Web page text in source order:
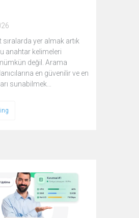
yer almak artık
anahtar kelimeleri
değil. Arama
en güvenilir ve en
sunabilmek…